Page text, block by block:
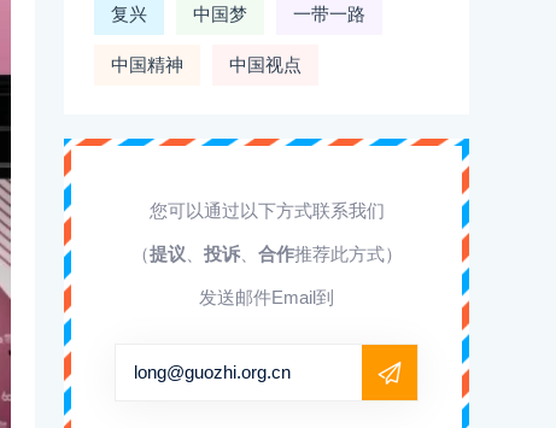
复兴 中国梦 一带一路
中国精神 中国视点
您可以通过以下方式联系我们
（提议 投诉、 合作推荐此方式）
发送邮件Email到
long@guozhi.org.cn